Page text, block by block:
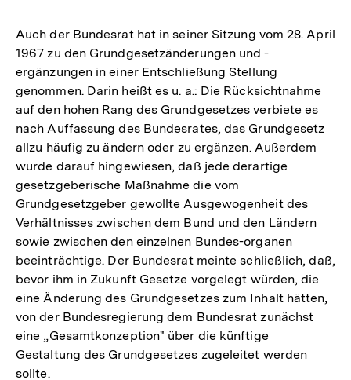
Auch der Bundesrat hat in seiner Sitzung vom 28. April
1967 zu den Grundgesetzänderungen und -
ergänzungen in einer Entschließung Stellung
genommen. Darin heißt es u. a.: Die Rücksichtnahme
auf den hohen Rang des Grundgesetzes verbiete es
nach Auffassung des Bundesrates, das Grundgesetz
allzu häufig zu ändern oder zu ergänzen. Außerdem
wurde darauf hingewiesen, daß jede derartige
gesetzgeberische Maßnahme die vom
Grundgesetzgeber gewollte Ausgewogenheit des
Verhältnisses zwischen dem Bund und den Ländern
sowie zwischen den einzelnen Bundes-organen
beeinträchtige. Der Bundesrat meinte schließlich, daß,
bevor ihm in Zukunft Gesetze vorgelegt würden, die
eine Änderung des Grundgesetzes zum Inhalt hätten,
von der Bundesregierung dem Bundesrat zunächst
eine „Gesamtkonzeption" über die künftige
Gestaltung des Grundgesetzes zugeleitet werden
sollte.